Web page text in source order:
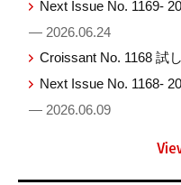
Next Issue No. 1169-
— 2026.06.24
Croissant No. 1168 試
Next Issue No. 1168-
— 2026.06.09